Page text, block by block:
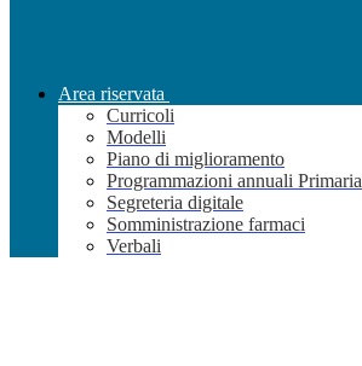
Area riservata
Curricoli
Modelli
Piano di miglioramento
Programmazioni annuali Primaria
Segreteria digitale
Somministrazione farmaci
Verbali